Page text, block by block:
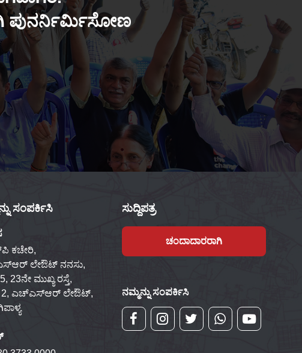
ಪುನರ್ನಿರ್ಮಿಸೋಣ
ಸಂಪರ್ಕಿಸಿ
ಕಚೇರಿ,
ಲೇಔಟ್ ನನಸು,
23ನೇ ಮುಖ್ಯ ರಸ್ತೆ,
2, ಎಚ್‌ಎಸ್‌ಆರ್ ಲೇಔಟ್,
ಸುದ್ದಿಪತ್ರ
ಚಂದಾದಾರರಾಗಿ
ನಮ್ಮನ್ನು ಸಂಪರ್ಕಿಸಿ